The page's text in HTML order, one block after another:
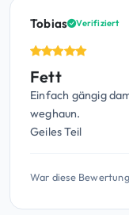
Tobias Verifiziert
Fett
Einfach gängig
weghaun.
Geiles Teil
War diese